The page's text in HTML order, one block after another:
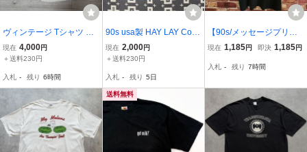
ヴィンテージ Tシャツ ナ
ンバリング 80年代 XL 手
書き ステンシル ペイント
ッジ Vintage 古着 アメリ
現在 4,000円
＋送料230円
入札 - 残り 6時間
90s usa製 HAY LAY Cow
Graphic 牛 tシャツ 80s vi
ntage ヴィンテージ アメ
ニマル 古着 当時物 アメ
カジ
現在 2,000円
＋送料230円
入札 - 残り 5日
【90s/メッセージプリン
ト】STUBBORN GERMA
古着 ブラック #R4176
現在 1,185円 即決 1,185円
入札 - 残り 7時間
送料無料